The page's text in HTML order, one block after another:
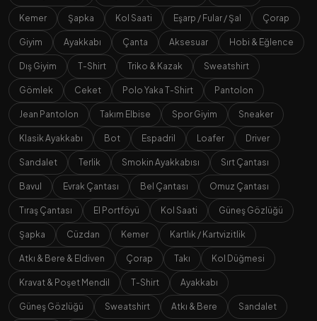
Kemer Şapka Kol Saati Eşarp / Fular / Şal Çorap
Giyim Ayakkabı Çanta Aksesuar Hobi & Eğlence
Dış Giyim T-Shirt Triko & Kazak Sweatshirt
Gömlek Ceket Polo Yaka T-Shirt Pantolon
Jean Pantolon Takım Elbise Spor Giyim Sneaker
Klasik Ayakkabı Bot Espadril Loafer Driver
Sandalet Terlik Smokin Ayakkabısı Sırt Çantası
Bavul Evrak Çantası Bel Çantası Omuz Çantası
Tıraş Çantası El Portföyü Kol Saati Güneş Gözlüğü
Şapka Cüzdan Kemer Kartlık / Kartvizitlik
Atkı & Bere & Eldiven Çorap Takı Kol Düğmesi
Kravat & Poşet Mendil T-Shirt Ayakkabı
Güneş Gözlüğü Sweatshirt Atkı & Bere Sandalet